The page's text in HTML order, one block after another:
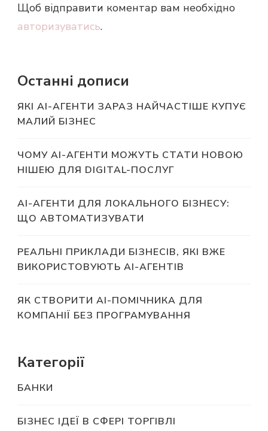
Щоб відправити коментар вам необхідно
авторизуватись.
Останні дописи
ЯКІ AI-АГЕНТИ ЗАРАЗ НАЙЧАСТІШЕ КУПУЄ
МАЛИЙ БІЗНЕС
ЧОМУ AI-АГЕНТИ МОЖУТЬ СТАТИ НОВОЮ
НІШЕЮ ДЛЯ DIGITAL-ПОСЛУГ
AI-АГЕНТИ ДЛЯ ЛОКАЛЬНОГО БІЗНЕСУ:
ЩО АВТОМАТИЗУВАТИ
РЕАЛЬНІ ПРИКЛАДИ БІЗНЕСІВ, ЯКІ ВЖЕ
ВИКОРИСТОВУЮТЬ AI-АГЕНТІВ
ЯК СТВОРИТИ AI-ПОМІЧНИКА ДЛЯ
КОМПАНІЇ БЕЗ ПРОГРАМУВАННЯ
Категорії
БАНКИ
БІЗНЕС ІДЕЇ В СФЕРІ ТОРГІВЛІ